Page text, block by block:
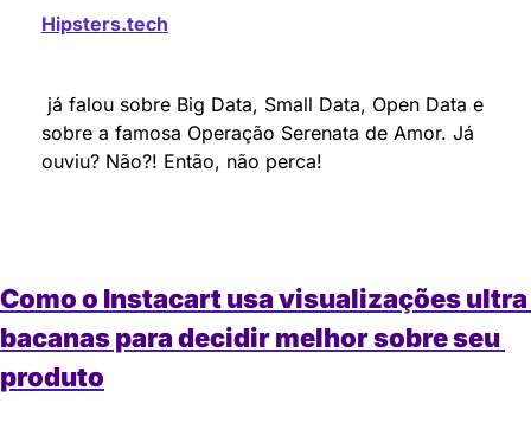
Hipsters.tech
sobre a famosa Operação Serenata de Amor. Já
ouviu? Não?! Então, não perca!
Como o Instacart usa visualizações ultra
bacanas para decidir melhor sobre seu
produto